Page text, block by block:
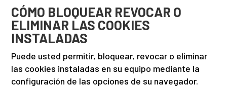
CÓMO BLOQUEAR REVOCAR O
ELIMINAR LAS COOKIES
INSTALADAS
Puede usted permitir, bloquear, revocar o eliminar
las cookies instaladas en su equipo mediante la
configuración de las opciones de su navegador.